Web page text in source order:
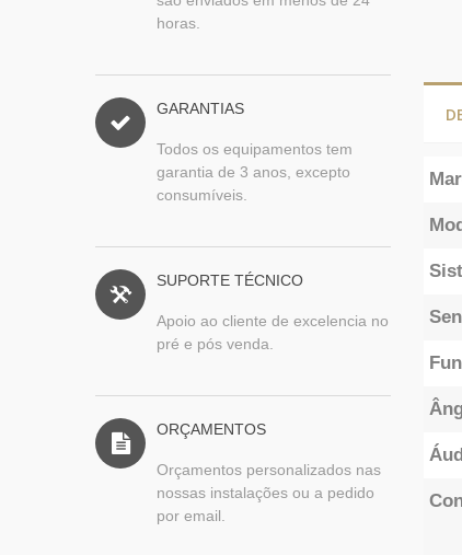
horas.
GARANTIAS
Todos os equipamentos tem
garantia de 3 anos, excepto
consumíveis.
SUPORTE TÉCNICO
Apoio ao cliente de excelencia no
pré e pós venda.
ORÇAMENTOS
Orçamentos personalizados nas
nossas instalações ou a pedido
por email.